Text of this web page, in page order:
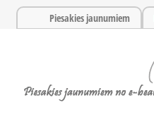
Piesakies jaunumiem